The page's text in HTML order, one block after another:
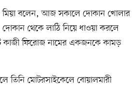
মিয়া বলেন, আজ সকালে দোকান খোলার
থেকে লাঠি নিয়ে ধাওয়া করলে
কাজী ফিরোজ নামের একজনকে কামড়
মোটরসাইকেলে বোয়ালমারী